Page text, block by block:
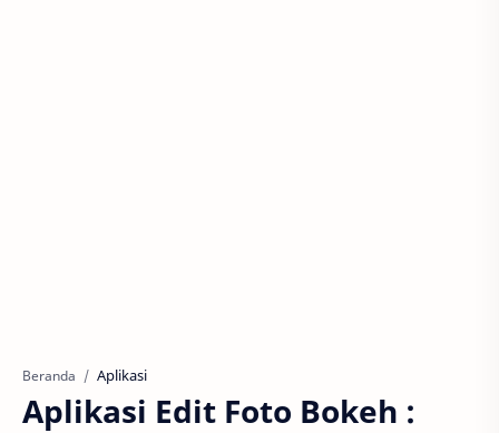
Beranda Aplikasi
Aplikasi Edit Foto Bokeh :